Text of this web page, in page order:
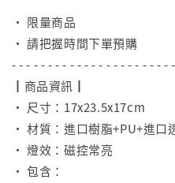
• 限量商品
• 請把握時間下單預購
- - - - - - - - - - - - - - - - - - - - - -
┃商品資訊┃
• 尺寸：17x23.5x17cm
• 材質：進口樹脂+PU+進口
• 燈效：磁控常亮
• 包含：